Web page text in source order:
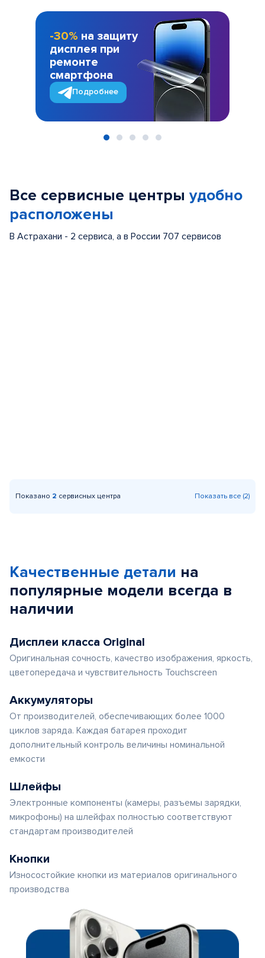
-30% на защиту
дисплея при
ремонте
смартфона
Подробнее
Все сервисные центры удобно
расположены
В Астрахани - 2 сервиса, а в России 707 сервисов
Показано 2 сервисных центра Показать все (2)
Качественные детали на
популярные модели всегда в
наличии
Дисплеи класса Original
Оригинальная сочность, качество изображения, яркость,
цветопередача и чувствительность Touchscreen
Аккумуляторы
От производителей, обеспечивающих более 1000
циклов заряда. Каждая батарея проходит
дополнительный контроль величины номинальной
емкости
Шлейфы
Электронные компоненты (камеры, разъемы зарядки,
микрофоны) на шлейфах полностью соответствуют
стандартам производителей
Кнопки
Износостойкие кнопки из материалов оригинального
производства